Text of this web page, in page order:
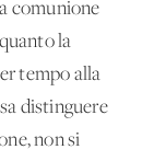
comunione
la
tempo alla
distinguere
non si